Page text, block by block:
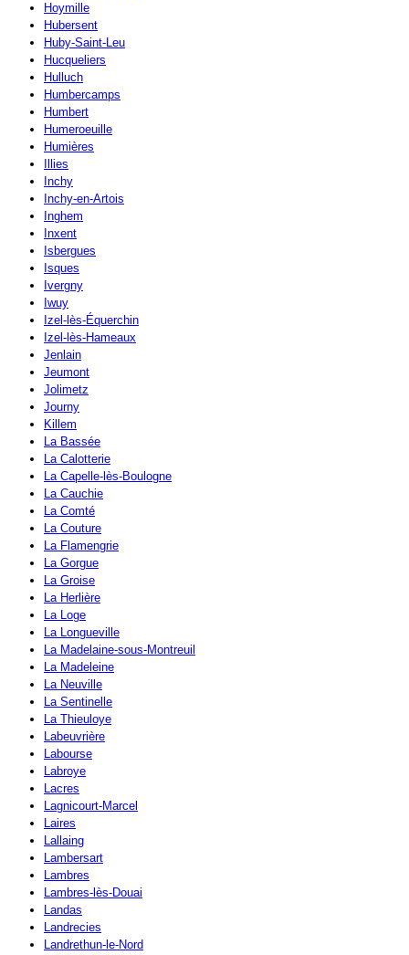
Hoymille
Hubersent
Huby-Saint-Leu
Hucqueliers
Hulluch
Humbercamps
Humbert
Humeroeuille
Humières
Illies
Inchy
Inchy-en-Artois
Inghem
Inxent
Isbergues
Isques
Ivergny
Iwuy
Izel-lès-Équerchin
Izel-lès-Hameaux
Jenlain
Jeumont
Jolimetz
Journy
Killem
La Bassée
La Calotterie
La Capelle-lès-Boulogne
La Cauchie
La Comté
La Couture
La Flamengrie
La Gorgue
La Groise
La Herlière
La Loge
La Longueville
La Madelaine-sous-Montreuil
La Madeleine
La Neuville
La Sentinelle
La Thieuloye
Labeuvrière
Labourse
Labroye
Lacres
Lagnicourt-Marcel
Laires
Lallaing
Lambersart
Lambres
Lambres-lès-Douai
Landas
Landrecies
Landrethun-le-Nord